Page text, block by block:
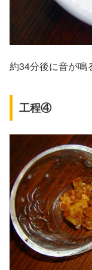
約34分後に音が鳴
工程④